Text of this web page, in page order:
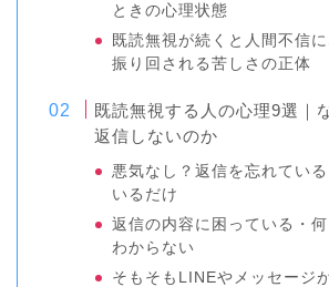
ときの心理状態
既読無視が続くと人間不信
振り回される苦しさの正体
既読無視する人の心理9選｜
返信しないのか
悪気なし？返信を忘れてい
いるだけ
返信の内容に困っている・
わからない
そもそもLINEやメッセージ